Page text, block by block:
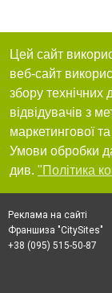
Цей сайт
веб-сайт
збору технічних
відвідувачів з
маркетингової
Умови обробки
див. "Політика
Реклама на сайті
Франшиза "CitySites"
+38 (095) 515-50-87